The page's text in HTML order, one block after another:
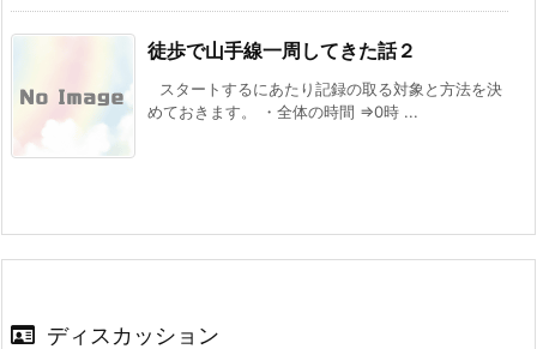
徒歩で山手線一周してきた話２
スタートするにあたり記録の取る対象と方法を決
めておきます。 ・全体の時間 ⇒0時 ...
ディスカッション